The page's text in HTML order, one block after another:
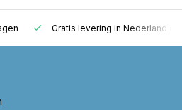
Gratis levering in Nederland